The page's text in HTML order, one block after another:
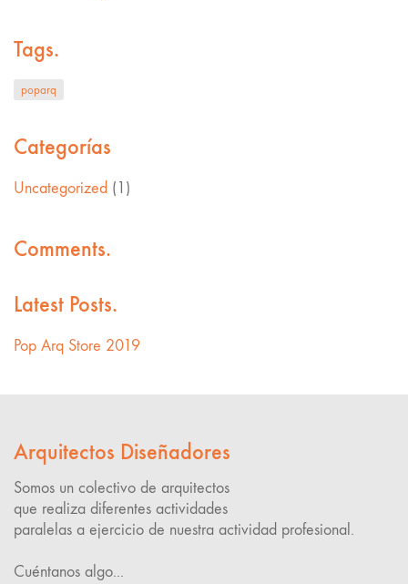
Tags.
poparq
Categorías
Uncategorized (1)
Comments.
Latest Posts.
Pop Arq Store 2019
Arquitectos Diseñadores
Somos un colectivo de arquitectos
que realiza diferentes actividades
paralelas a ejercicio de nuestra actividad profesional.
Cuéntanos algo...